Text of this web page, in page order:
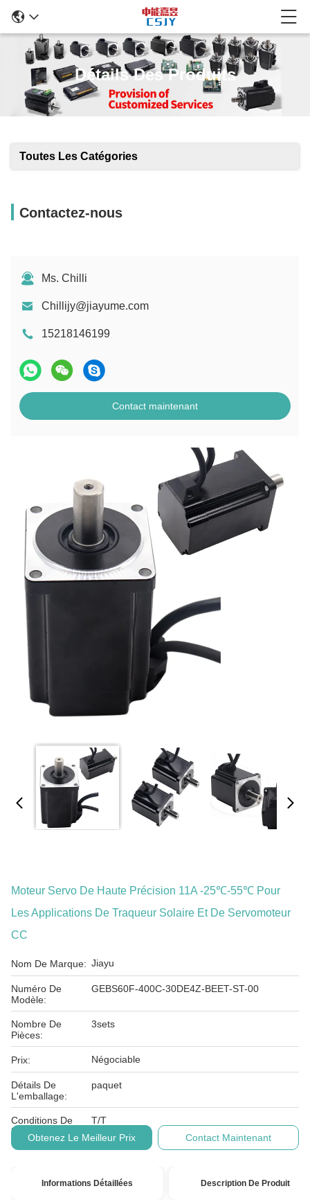
Détails Des Produits
Toutes Les Catégories
Contactez-nous
Ms. Chilli
Chillijy@jiayume.com
15218146199
Contact maintenant
Moteur Servo De Haute Précision 11A -25℃-55℃ Pour
Les Applications De Traqueur Solaire Et De Servomoteur
CC
Nom De Marque: Jiayu
Numéro De
Modèle:
GEBS60F-400C-30DE4Z-BEET-ST-00
Nombre De
Pièces:
3sets
Prix: Négociable
Détails De
L'emballage:
paquet
Conditions De
Paiement:
T/T
Obtenez Le Meilleur Prix
Contact Maintenant
Informations Détaillées Description De Produit